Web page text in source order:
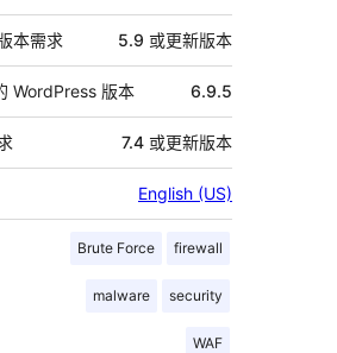
本需求 5.9 或更新版本
WordPress 版本 6.9.5
7.4 或更新版本
English (US)
Brute Force firewall
malware security
WAF